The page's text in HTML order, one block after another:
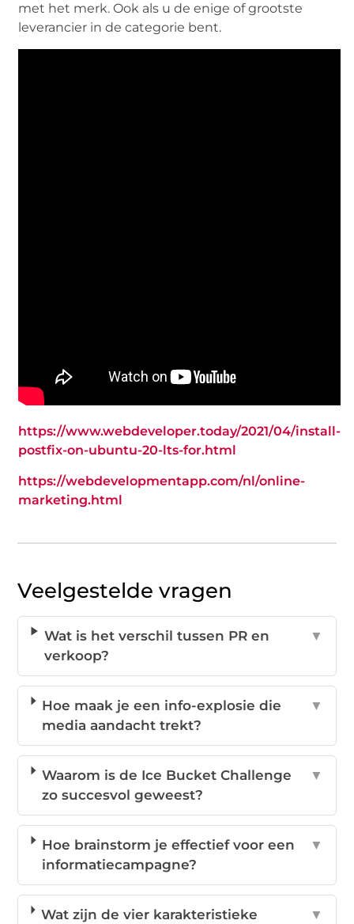
met het merk. Ook als u de enige of grootste
leverancier in de categorie bent.
https://www.webdeveloper.today/2021/04/install-
postfix-on-ubuntu-20-lts-for.html
https://webdevelopmentapp.com/nl/online-
marketing.html
Veelgestelde vragen
Wat is het verschil tussen PR en
verkoop?
▼
Hoe maak je een info-explosie die
media aandacht trekt?
▼
Waarom is de Ice Bucket Challenge
zo succesvol geweest?
▼
Hoe brainstorm je effectief voor een
informatiecampagne?
▼
Wat zijn de vier karakteristieke
▼